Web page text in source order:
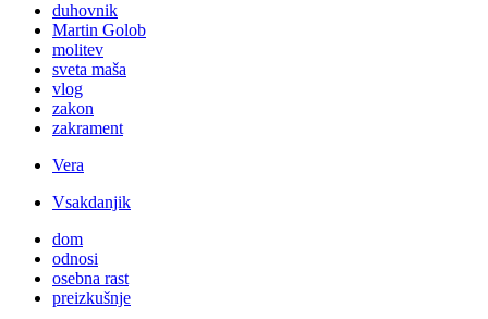
duhovnik
Martin Golob
molitev
sveta maša
vlog
zakon
zakrament
Vera
Vsakdanjik
dom
odnosi
osebna rast
preizkušnje